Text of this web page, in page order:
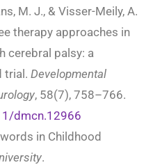
M. J., & Visser-Meily, A.
therapy approaches in
cerebral palsy: a
trial. Developmental
, 58(7), 758–766.
dmcn.12966
in Childhood
.